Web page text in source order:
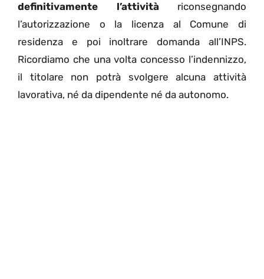
definitivamente l’attivitàriconsegnando
l’autorizzazione o la licenza al Comune di
residenza e poi inoltrare domanda all’INPS.
Ricordiamo che una volta concesso l’indennizzo,
il titolare non potrà svolgere alcuna attività
lavorativa, né da dipendente né da autonomo.